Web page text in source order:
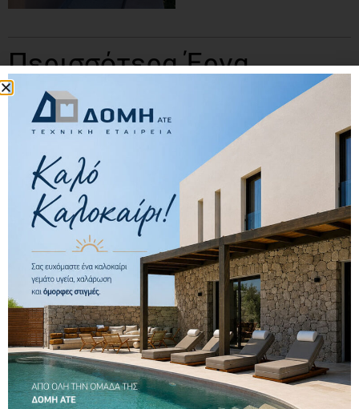
Περισσότερα Έργα
DEL MAR ΠΟΛΛΩΝΙΑ